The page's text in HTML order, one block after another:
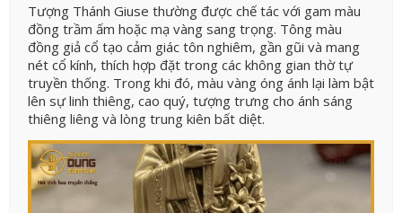
Tượng Thánh Giuse thường được chế tác với gam màu
đồng trầm ấm hoặc mạ vàng sang trọng. Tông màu
đồng giả cổ tạo cảm giác tôn nghiêm, gần gũi và mang
nét cổ kính, thích hợp đặt trong các không gian thờ tự
truyền thống. Trong khi đó, màu vàng óng ánh lại làm bật
lên sự linh thiêng, cao quý, tượng trưng cho ánh sáng
thiêng liêng và lòng trung kiên bất diệt.